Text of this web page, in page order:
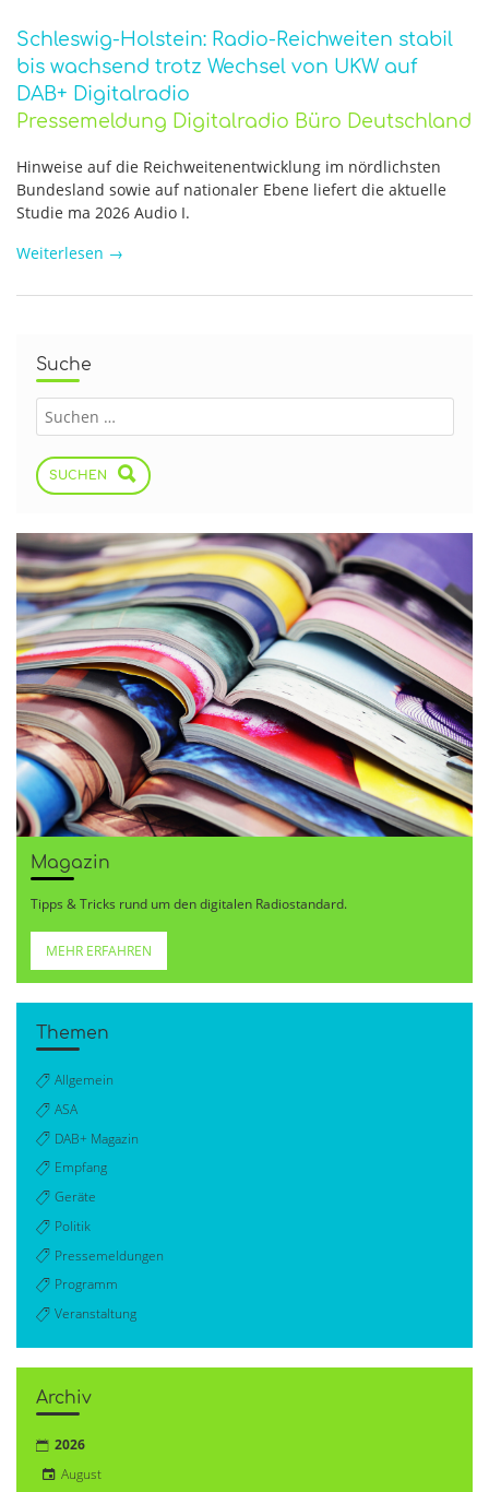
Schleswig-Holstein: Radio-Reichweiten stabil
bis wachsend trotz Wechsel von UKW auf
DAB+ Digitalradio
Pressemeldung Digitalradio Büro Deutschland
Hinweise auf die Reichweitenentwicklung im nördlichsten
Bundesland sowie auf nationaler Ebene liefert die aktuelle
Studie ma 2026 Audio I.
Weiterlesen →
Suche
SUCHEN
Magazin
Tipps & Tricks rund um den digitalen Radiostandard.
MEHR ERFAHREN
Themen
Allgemein
ASA
DAB+ Magazin
Empfang
Geräte
Politik
Pressemeldungen
Programm
Veranstaltung
Archiv
2026
August